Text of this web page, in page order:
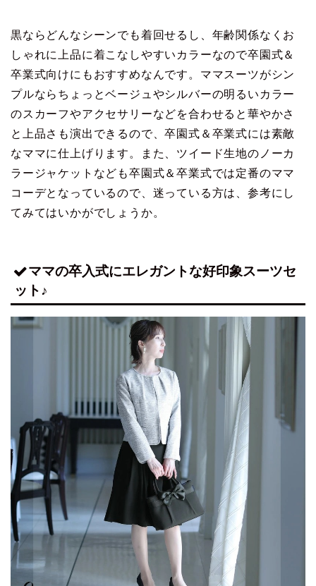
黒ならどんなシーンでも着回せるし、年齢関係なくお
しゃれに上品に着こなしやすいカラーなので卒園式＆
卒業式向けにもおすすめなんです。ママスーツがシン
プルならちょっとベージュやシルバーの明るいカラー
のスカーフやアクセサリーなどを合わせると華やかさ
と上品さも演出できるので、卒園式＆卒業式には素敵
なママに仕上げります。また、ツイード生地のノーカ
ラージャケットなども卒園式＆卒業式では定番のママ
コーデとなっているので、迷っている方は、参考にし
てみてはいかがでしょうか。
ママの卒入式にエレガントな好印象スーツセ
ット♪